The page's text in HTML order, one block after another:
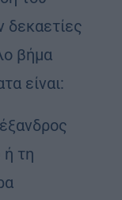
βήμα
είναι:
ή τη